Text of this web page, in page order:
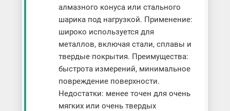
алмазного конуса или стального
шарика под нагрузкой. Применение:
широко используется для
металлов, включая стали, сплавы и
твердые покрытия. Преимущества:
быстрота измерений, минимальное
повреждение поверхности.
Недостатки: менее точен для очень
мягких или очень твердых